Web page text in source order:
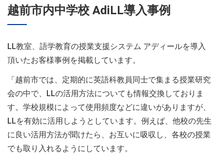
越前市内中学校 AdiLL導入事例
LL教室、語学教育の授業支援システム アディールを導入
頂いたお客様事例を掲載しています。
「越前市では、定期的に英語科教員同士で集まる授業研究
会の中で、LLの活用方法についても情報交換しておりま
す。学校規模によって使用頻度などに違いがありますが、
LLを有効に活用しようとしています。例えば、他校の先生
に良い活用方法が聞けたら、お互いに吸収し、各校の授業
でも取り入れるようにしています。